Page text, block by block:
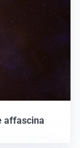
affascina